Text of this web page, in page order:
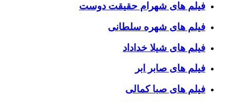
فیلم های شهرام حقیقت دوست
فیلم های شهره سلطانی
فیلم های شیلا خداداد
فیلم های صابر ابر
فیلم های صبا کمالی